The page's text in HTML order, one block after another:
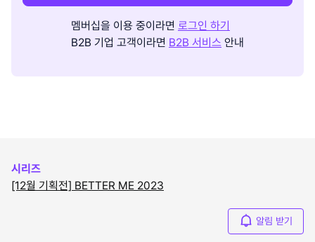
멤버십을 이용 중이라면 로그인 하기
B2B 기업 고객이라면 B2B 서비스 안내
시리즈
[12월 기획전] BETTER ME 2023
알림 받기